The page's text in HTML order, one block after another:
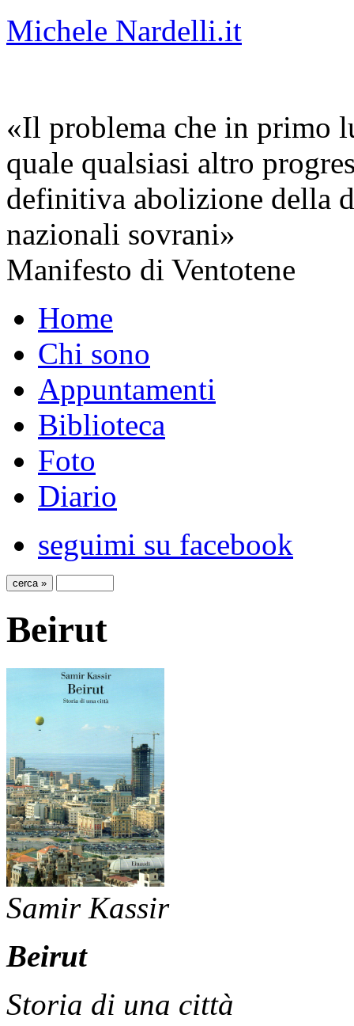
Michele Nardelli.it
«Il problema che in primo
quale qualsiasi altro
definitiva abolizione della
nazionali sovrani»
Manifesto di Ventotene
Home
Chi sono
Appuntamenti
Biblioteca
Foto
Diario
seguimi su facebook
Beirut
Samir Kassir
Beirut
Storia di una città